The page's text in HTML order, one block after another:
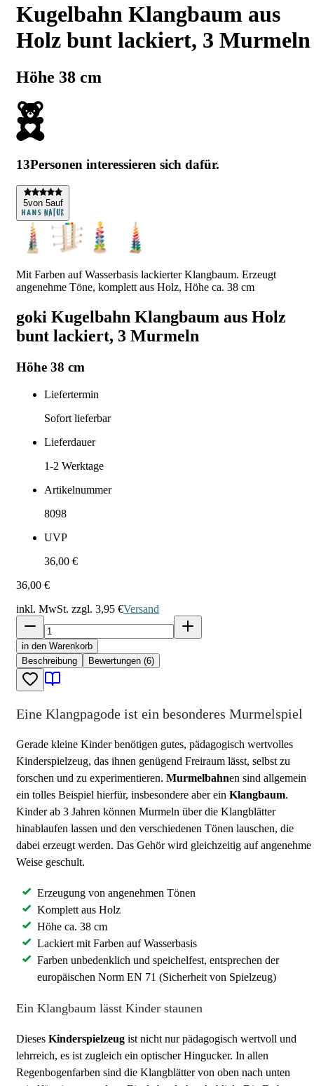
Kugelbahn Klangbaum aus
Holz bunt lackiert, 3 Murmeln
Höhe 38 cm
13Personen interessieren sich dafür.
5von 5auf
Mit Farben auf Wasserbasis lackierter Klangbaum. Erzeugt
angenehme Töne, komplett aus Holz, Höhe ca. 38 cm
goki Kugelbahn Klangbaum aus Holz
bunt lackiert, 3 Murmeln
Höhe 38 cm
Liefertermin
Sofort lieferbar
Lieferdauer
1-2 Werktage
Artikelnummer
8098
UVP
36,00 €
36,00 €
inkl. MwSt. zzgl. 3,95 €Versand
in den Warenkorb
Beschreibung
Bewertungen (6)
Eine Klangpagode ist ein besonderes Murmelspiel
Gerade kleine Kinder benötigen gutes, pädagogisch wertvolles
Kinderspielzeug, das ihnen genügend Freiraum lässt, selbst zu
forschen und zu experimentieren. Murmelbahnen sind allgemein
ein tolles Beispiel hierfür, insbesondere aber ein Klangbaum.
Kinder ab 3 Jahren können Murmeln über die Klangblätter
hinablaufen lassen und den verschiedenen Tönen lauschen, die
dabei erzeugt werden. Das Gehör wird gleichzeitig auf angenehme
Weise geschult.
Erzeugung von angenehmen Tönen
Komplett aus Holz
Höhe ca. 38 cm
Lackiert mit Farben auf Wasserbasis
Farben unbedenklich und speichelfest, entsprechen der
europäischen Norm EN 71 (Sicherheit von Spielzeug)
Ein Klangbaum lässt Kinder staunen
Dieses Kinderspielzeug ist nicht nur pädagogisch wertvoll und
lehrreich, es ist zugleich ein optischer Hingucker. In allen
Regenbogenfarben sind die Klangblätter von oben nach unten